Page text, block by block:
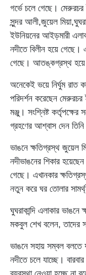
গর্ভে চলে গেছে। মেরুরচর
সুন্দর আলী,জুয়েল
ইউনিয়নের আইড়মারী
নদীতে বিলীন হয়ে গেছে।
গেছে। আতঙ্কগ্রস্থ হয়ে
অনেকেই ভয়ে নির্ঘুম রাত
পরিদর্শন করেছেন
মঞ্জু। সংশ্নিষ্ট
গ্রহণের আশ্বাস দেন
ভাঙনে ক্ষতিগ্রস্থ জুয়েল
নদীভাঙনের শিকার
গেছে। এখানকার
নতুন করে ঘর তোলার
ঘুঘরাকান্দি এলাকার
মকবুল শেখ বলেন, তাদের
ভাঙনে সহায় সম্বল বলতে
নদীতে চলে যাচ্ছে।